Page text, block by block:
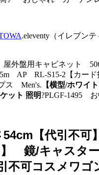
.eleventy（イレブン
盤用キャビネット
AP RL-S15-2【カード
ス Men's. 【横型/ホワ
ット 照明?PLGF-1495
【代引不可
鏡/キャスタ
不可コスメワ